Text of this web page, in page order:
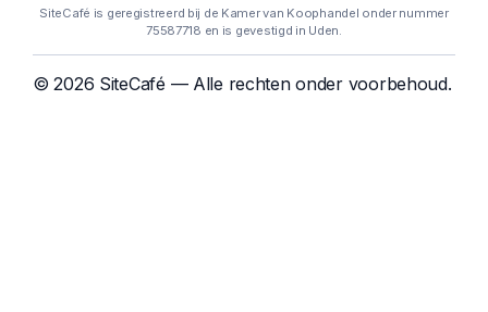
SiteCafé is geregistreerd bij de Kamer van Koophandel onder nummer
75587718 en is gevestigd in Uden.
© 2026 SiteCafé — Alle rechten onder voorbehoud.